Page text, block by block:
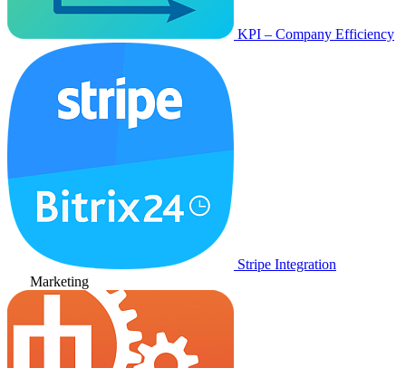
KPI – Company Efficiency
Stripe Integration
Marketing